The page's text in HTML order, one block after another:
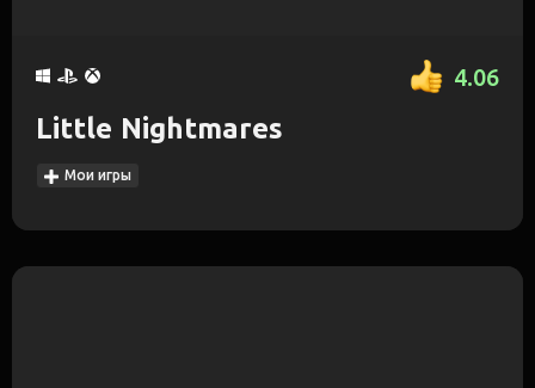
4.06
Little Nightmares
Мои игры